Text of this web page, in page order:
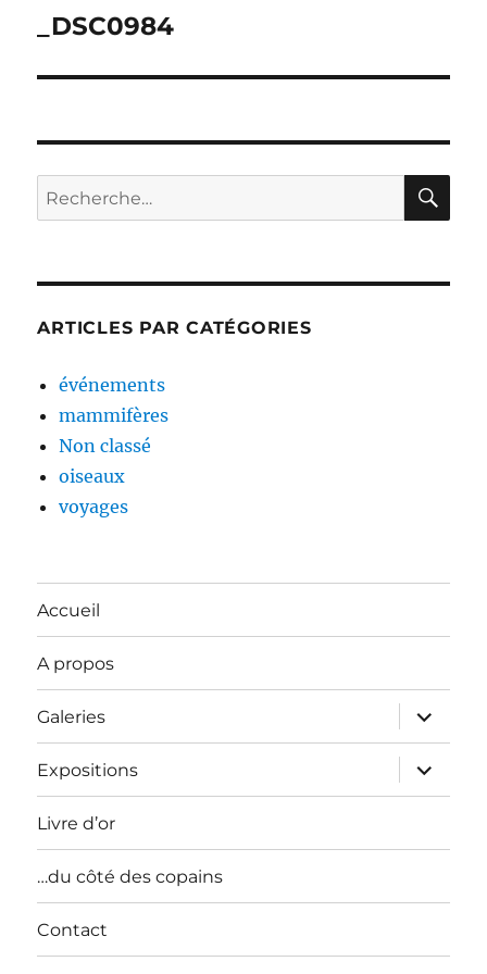
de
_DSC0984
Recherche
pour :
ARTICLES PAR CATÉGORIES
événements
mammifères
Non classé
oiseaux
voyages
Accueil
A propos
Galeries
ouvrir
le
sous-
menu
Expositions
ouvrir
le
sous-
Livre d’or
…du côté des copains
Contact